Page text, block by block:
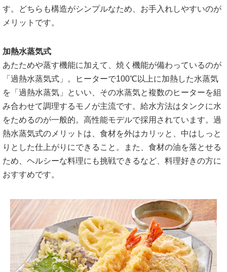
す。どちらも構造がシンプルなため、お手入れしやすいのが
メリットです。
加熱水蒸気式
あたためや蒸す機能に加えて、焼く機能が備わっているのが
「過熱水蒸気式」。ヒーターで100℃以上に加熱した水蒸気
を「過熱水蒸気」といい、その水蒸気と複数のヒーターを組
み合わせて調理するモノが主流です。給水方法はタンクに水
をためるのが一般的。高性能モデルで採用されています。過
熱水蒸気式のメリットは、食材を外はカリッと、中はしっと
りとした仕上がりにできること。また、食材の油を落とせる
ため、ヘルシーな料理にも挑戦できるなど、料理好きの方に
おすすめです。